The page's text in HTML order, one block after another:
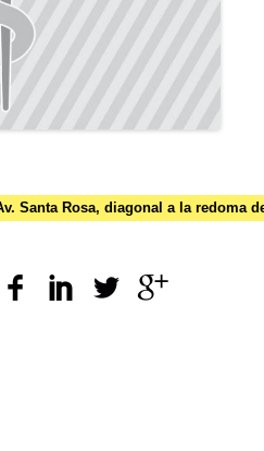
Santa Rosa, diagonal a la redoma